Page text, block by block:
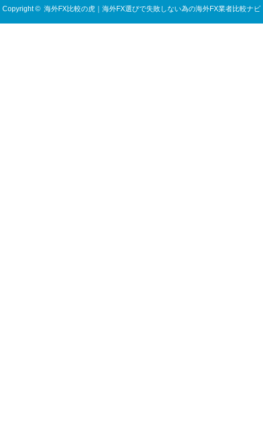
Copyright © 海外FX比較の虎｜海外FX選びで失敗しない為の海外FX業者比較ナビ